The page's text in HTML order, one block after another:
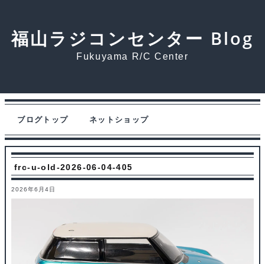
福山ラジコンセンター Blog
Fukuyama R/C Center
ブログトップ ネットショップ
frc-u-old-2026-06-04-405
2026年6月4日